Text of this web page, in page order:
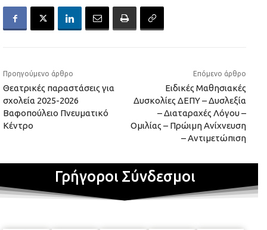
Προηγούμενο άρθρο
Θεατρικές παραστάσεις για
σχολεία 2025-2026
Βαφοπούλειο Πνευματικό
Κέντρο
Επόμενο άρθρο
Ειδικές Μαθησιακές
Δυσκολίες ΔΕΠΥ – Δυσλεξία
– Διαταραχές Λόγου –
Ομιλίας – Πρώιμη Ανίχνευση
– Αντιμετώπιση
Γρήγοροι Σύνδεσμοι